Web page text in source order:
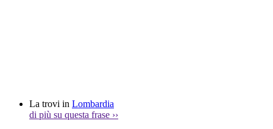
La trovi in Lombardia
di più su questa frase ››